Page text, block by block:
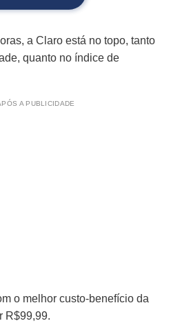
a Claro está no topo, tanto
quanto no índice de
A PUBLICIDADE
o melhor custo-benefício da
R$99,99.